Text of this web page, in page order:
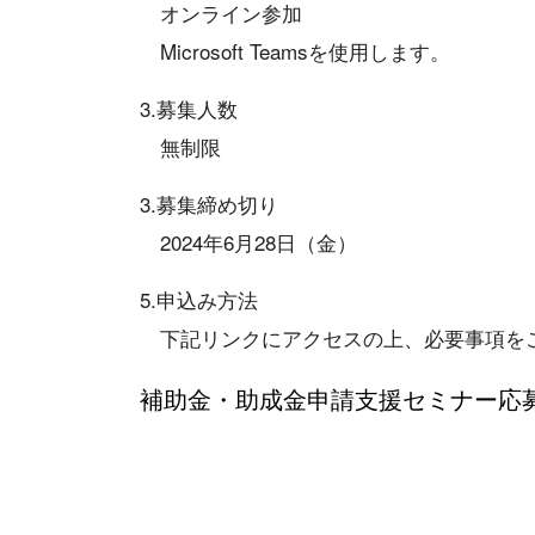
オンライン参加
Microsoft Teamsを使用します。
3.募集人数
無制限
3.募集締め切り
2024年6月28日（金）
5.申込み方法
下記リンクにアクセスの上、必要事項を
補助金・助成金申請支援セミナー応